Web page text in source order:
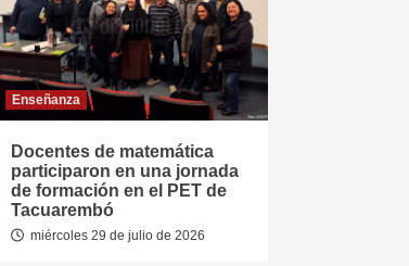
Enseñanza
Docentes de matemática
participaron en una jornada
de formación en el PET de
Tacuarembó
miércoles 29 de julio de 2026